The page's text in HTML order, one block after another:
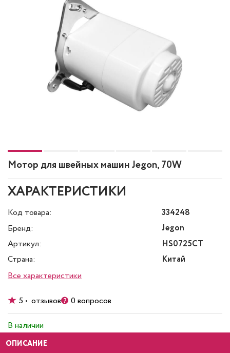
Мотор для швейных машин Jegon, 70W
ХАРАКТЕРИСТИКИ
Код товара:
334248
Бренд:
Jegon
Артикул:
HS0725CT
Страна:
Китай
Все характеристики
5 • отзывов 0 вопросов
В наличии
ОПИСАНИЕ